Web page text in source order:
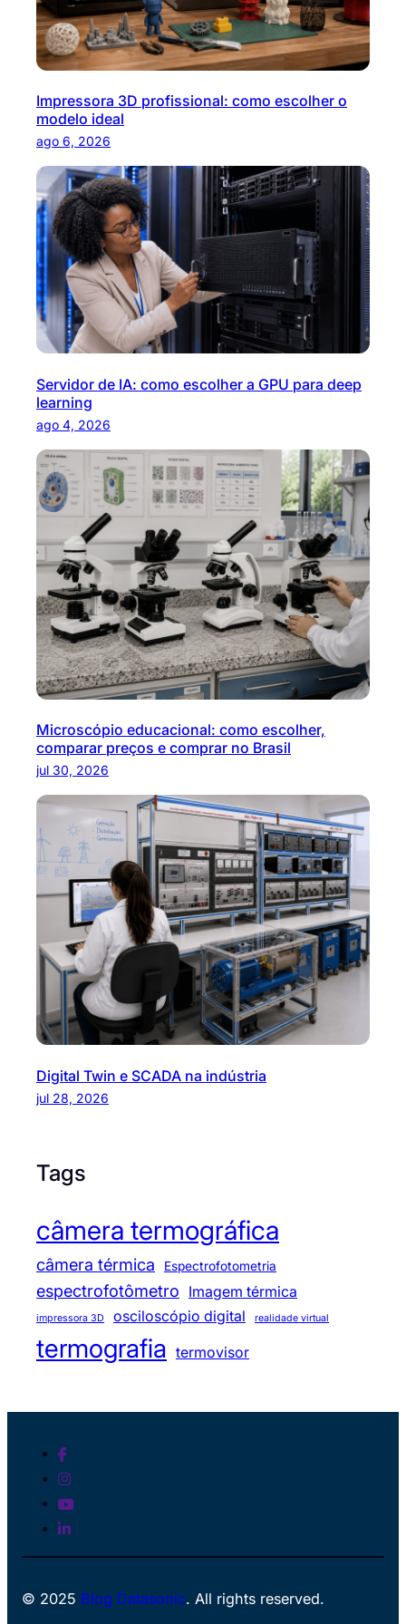
Impressora 3D profissional: como escolher o
modelo ideal
ago 6, 2026
Servidor de IA: como escolher a GPU para deep
learning
ago 4, 2026
Microscópio educacional: como escolher,
comparar preços e comprar no Brasil
jul 30, 2026
Digital Twin e SCADA na indústria
jul 28, 2026
Tags
câmera termográfica
câmera térmica Espectrofotometria
espectrofotômetro Imagem térmica
impressora 3D osciloscópio digital realidade virtual
termografia termovisor
© 2025 Blog Datasonic. All rights reserved.